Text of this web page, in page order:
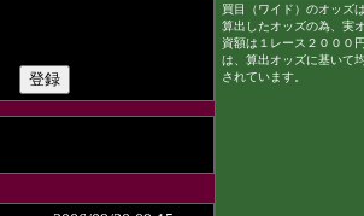
買目（ワイド）のオッズ
算出したオッズの為、実
資額は１レース２０００
は、算出オッズに基いて
されています。